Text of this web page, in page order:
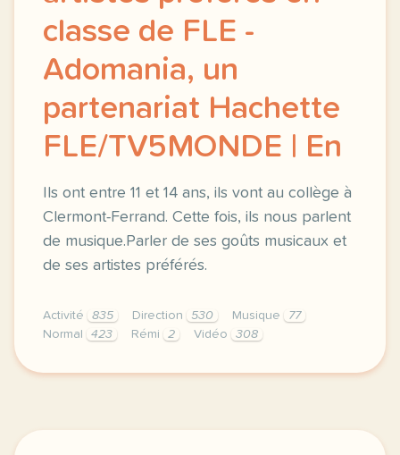
classe de FLE -
Adomania, un
partenariat Hachette
FLE/TV5MONDE | En
Ils ont entre 11 et 14 ans, ils vont au collège à
Clermont-Ferrand. Cette fois, ils nous parlent
de musique.Parler de ses goûts musicaux et
de ses artistes préférés.
Activité 835 Direction 530 Musique
77
Normal
423 Rémi 2 Vidéo 308
didomi host didomi components button cursor